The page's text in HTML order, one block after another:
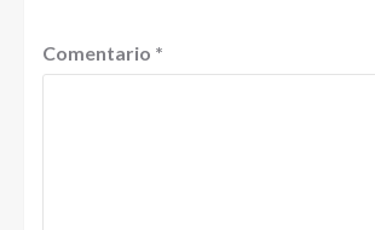
Comentario *